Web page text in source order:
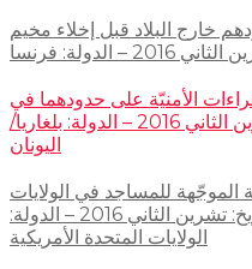
خارج البلاد قبل إخلاء مخيم
الدولة: فرنسا
الأمنيّة على حدودهما في
مواجهة اللاجئين. التاريخ: تشرين الثاني 2016 – الدولة: بلغاريا/
اليونان
الموجّهة للمساجد في الولايات
المتحدة الأمريكية التاريخ: تشرين الثاني 2016 – الدولة:
الولايات المتحدة الأمريكية